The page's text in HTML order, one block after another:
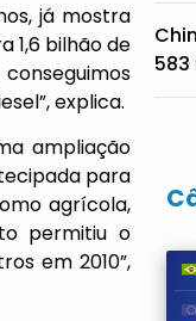
já mostra
1,6 bilhão de
explica.
ampliação
para
agrícola,
permitiu o
em 2010”,